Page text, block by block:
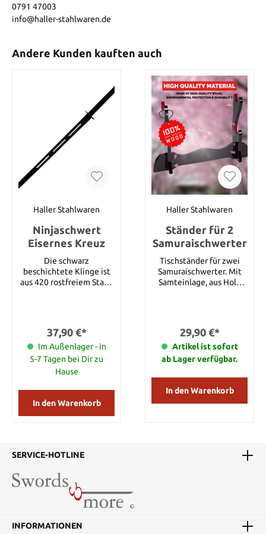
0791 47003
info@haller-stahlwaren.de
Andere Kunden kauften auch
Haller Stahlwaren
Ninjaschwert
Eisernes Kreuz
Die schwarz
beschichtete Klinge ist
aus 420 rostfreiem Stahl.
Klingenlänge: ca. 73 cm
Klingenmaterial: 420
Rostfreier Stahl
37,90 €*
Im Außenlager - in
5-7 Tagen bei Dir zu
Hause
In den Warenkorb
Haller Stahlwaren
Ständer für 2
Samuraischwerter
Tischständer für zwei
Samuraischwerter. Mit
Samteinlage, aus Holz
29,90 €*
Artikel ist sofort
ab Lager verfügbar.
In den Warenkorb
SERVICE-HOTLINE
INFORMATIONEN